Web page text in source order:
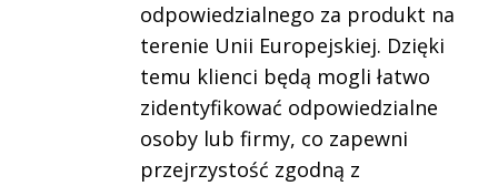
odpowiedzialnego za produkt na
terenie Unii Europejskiej. Dzięki
temu klienci będą mogli łatwo
zidentyfikować odpowiedzialne
osoby lub firmy, co zapewni
przejrzystość zgodną z